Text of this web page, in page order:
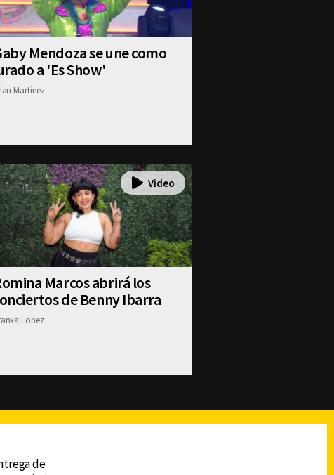
Mendoza se une como
a 'Es Show'
Martinez
Marcos abrirá los
de Benny Ibarra
Lopez
de